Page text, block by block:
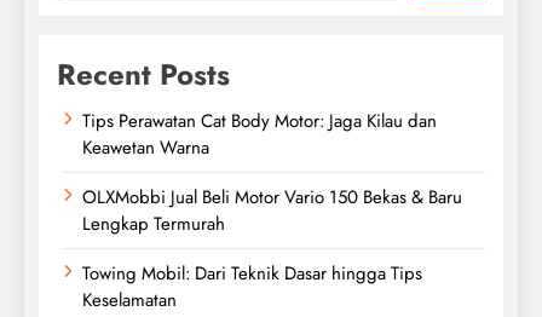
Recent Posts
Tips Perawatan Cat Body Motor: Jaga Kilau dan
Keawetan Warna
OLXMobbi Jual Beli Motor Vario 150 Bekas & Baru
Lengkap Termurah
Towing Mobil: Dari Teknik Dasar hingga Tips
Keselamatan